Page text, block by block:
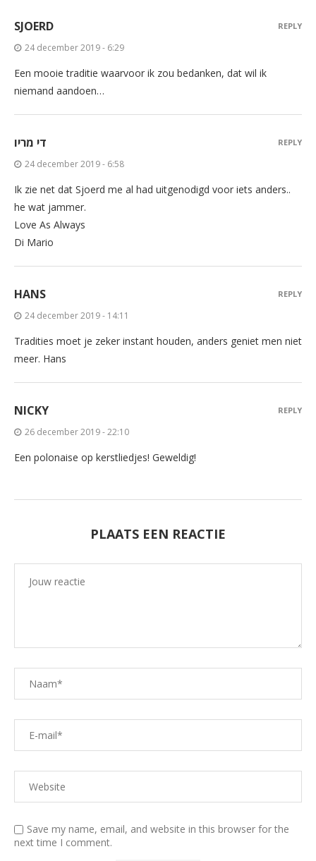
SJOERD
24 december 2019 - 6:29
Een mooie traditie waarvoor ik zou bedanken, dat wil ik
niemand aandoen…
REPLY
די מריו
24 december 2019 - 6:58
Ik zie net dat Sjoerd me al had uitgenodigd voor iets anders..
he wat jammer.
Love As Always
Di Mario
REPLY
HANS
24 december 2019 - 14:11
Tradities moet je zeker instant houden, anders geniet men niet
meer. Hans
REPLY
NICKY
26 december 2019 - 22:10
Een polonaise op kerstliedjes! Geweldig!
REPLY
PLAATS EEN REACTIE
Save my name, email, and website in this browser for the
next time I comment.